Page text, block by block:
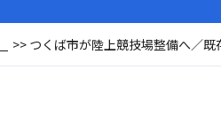
つくば市が陸上競技場整備へ／